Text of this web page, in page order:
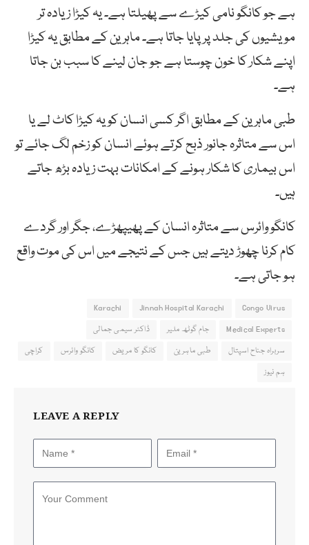
ہے جو کانگو نامی کیڑے سے پھیلتا ہے۔ یہ کیڑا زیادہ تر
مویشیوں کی جلد پر پایا جاتا ہے۔ ماہرین کے مطابق یہ کیڑا
اپنے شکار کا خون چوستا ہے جو جان لینے کا سبب بن جاتا
ہے۔
طبی ماہرین کے مطابق اگر کسی انسان کو یہ کیڑا کاٹ لے یا
اس سے متاثرہ جانور ذبح کرتے ہوئے انسان کو زخم لگ جائے تو
اس بیماری کا شکار ہونے کے امکانات بہت زیادہ بڑھ جاتے
ہیں۔
کانگو وائرس سے متاثرہ انسان کے پھیپھڑے، جگر اور گردے
کام کرنا چھوڑ دیتے ہیں جس کے نتیجے میں اس کی موت واقع
ہو جاتی ہے۔
Congo Virus
Jinnah Hospital Karachi
Karachi
Medical Experts
جام گوٹھ ملیر
ڈاکٹر سیمی جمالی
سربراہ جناح اسپتال
طبی ماہرین کانگو کا مریض کانگو وائرس
کراچی
ہم نیوز
LEAVE A REPLY